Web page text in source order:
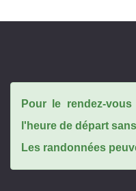
Pour le rendez-
l'heure de départ
Les randonnées